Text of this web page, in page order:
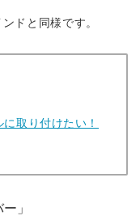
ドと同様です。
取り付けたい！
」